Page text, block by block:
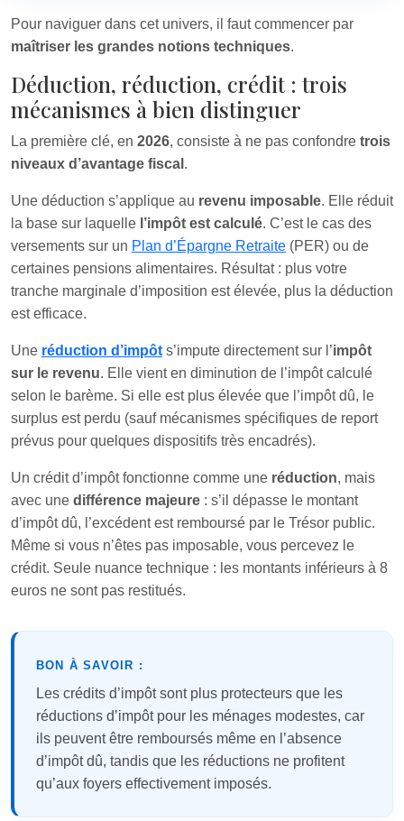
Pour naviguer dans cet univers, il faut commencer par
maîtriser les grandes notions techniques.
Déduction, réduction, crédit : trois
mécanismes à bien distinguer
La première clé, en 2026, consiste à ne pas confondre trois
niveaux d’avantage fiscal .
Une déduction s’applique au revenu imposable. Elle réduit
la base sur laquelle l’impôt est calculé. C’est le cas des
versements sur un Plan d’Épargne Retraite (PER) ou de
certaines pensions alimentaires. Résultat : plus votre
tranche marginale d’imposition est élevée, plus la déduction
est efficace.
Une réduction d’impôt s’impute directement sur l’impôt
sur le revenu. Elle vient en diminution de l’impôt calculé
selon le barème. Si elle est plus élevée que l’impôt dû, le
surplus est perdu (sauf mécanismes spécifiques de report
prévus pour quelques dispositifs très encadrés).
Un crédit d’impôt fonctionne comme une réduction, mais
avec une différence majeure : s’il dépasse le montant
d’impôt dû, l’excédent est remboursé par le Trésor public.
Même si vous n’êtes pas imposable, vous percevez le
crédit. Seule nuance technique : les montants inférieurs à 8
euros ne sont pas restitués.
BON À SAVOIR :
Les crédits d’impôt sont plus protecteurs que les
réductions d’impôt pour les ménages modestes, car
ils peuvent être remboursés même en l’absence
d’impôt dû, tandis que les réductions ne profitent
qu’aux foyers effectivement imposés.